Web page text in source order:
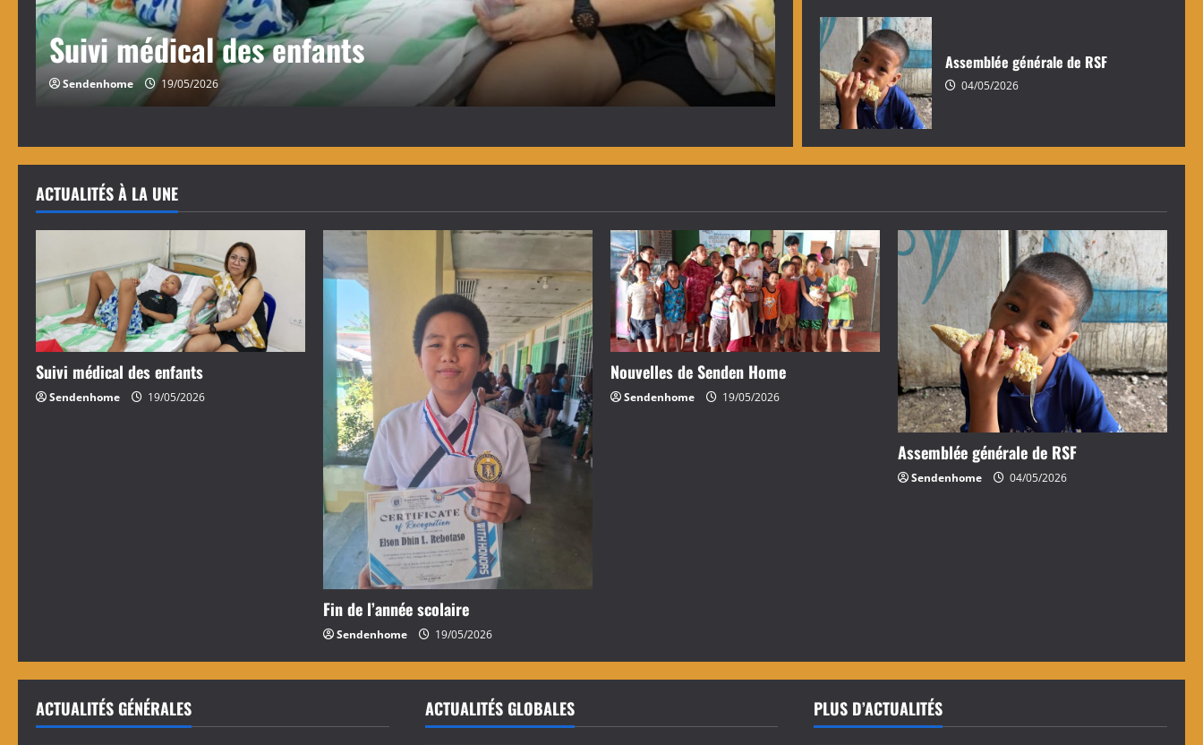
Fin de l’année scolaire
Sendenhome 19/05/2026
Nouvelles de Senden Home
Sendenhome 19/05/2026
Assemblée générale de RSF
04/05/2026
ACTUALITÉS À LA UNE
Suivi médical des enfants
Sendenhome 19/05/2026
Fin de l’année scolaire
Sendenhome 19/05/2026
Nouvelles de Senden Home
Sendenhome 19/05/2026
Assemblée générale de RSF
Sendenhome 04/05/2026
ACTUALITÉS GÉNÉRALES ACTUALITÉS GLOBALES PLUS D’ACTUALITÉS